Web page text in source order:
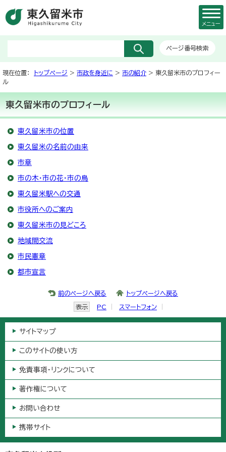
ページ番号検索
メニュー
現在位置： トップページ > 市政を身近に > 市の紹介 > 東久留米市のプロフィー
ル
東久留米市のプロフィール
東久留米市の位置
東久留米の名前の由来
市章
市の木・市の花・市の鳥
東久留米駅への交通
市役所へのご案内
東久留米市の見どころ
地域間交流
市民憲章
都市宣言
前のページへ戻る トップページへ戻る
表示 PC スマートフォン
サイトマップ
このサイトの使い方
免責事項・リンクについて
著作権について
お問い合わせ
携帯サイト